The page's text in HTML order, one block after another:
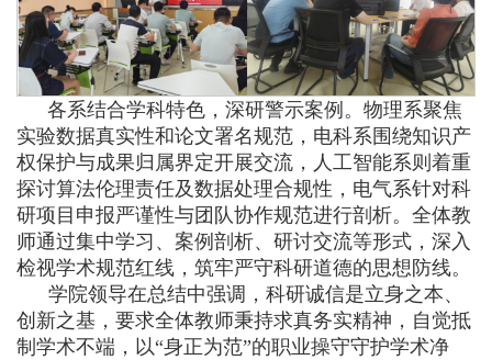
各系结合学科特色，深研警示案例。物理系聚焦
实验数据真实性和论文署名规范，电科系围绕知识产
权保护与成果归属界定开展交流，人工智能系则着重
探讨算法伦理责任及数据处理合规性，电气系针对科
研项目申报严谨性与团队协作规范进行剖析。全体教
师通过集中学习、案例剖析、研讨交流等形式，深入
检视学术规范红线，筑牢严守科研道德的思想防线。
学院领导在总结中强调，科研诚信是立身之本、
创新之基，要求全体教师秉持求真务实精神，自觉抵
制学术不端，以“身正为范”的职业操守守护学术净